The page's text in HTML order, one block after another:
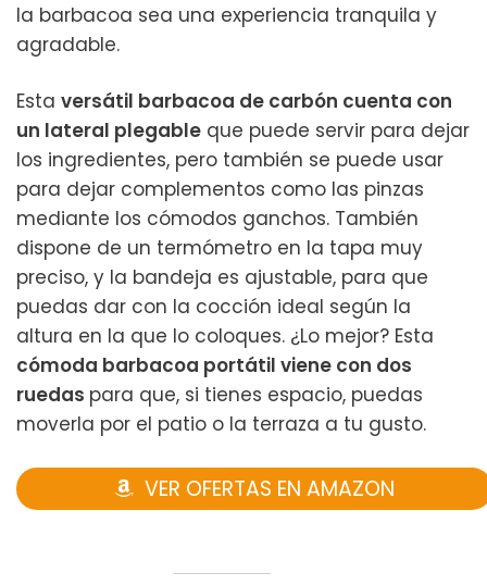
la barbacoa sea una experiencia tranquila y
agradable.
Esta versátil barbacoa de carbón cuenta con
un lateral plegable que puede servir para dejar
los ingredientes, pero también se puede usar
para dejar complementos como las pinzas
mediante los cómodos ganchos. También
dispone de un termómetro en la tapa muy
preciso, y la bandeja es ajustable, para que
puedas dar con la cocción ideal según la
altura en la que lo coloques. ¿Lo mejor? Esta
cómoda barbacoa portátil viene con dos
ruedas para que, si tienes espacio, puedas
moverla por el patio o la terraza a tu gusto.
VER OFERTAS EN AMAZON